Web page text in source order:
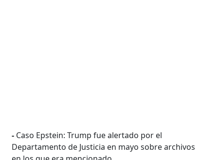
- Caso Epstein: Trump fue alertado por el
Departamento de Justicia en mayo sobre archivos